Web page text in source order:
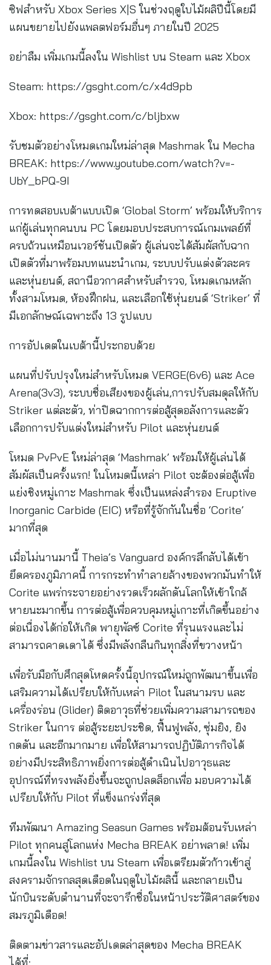
ซิฟสำหรับ Xbox Series X|S ในช่วงฤดูใบไม้ผลิปีนี้โดยมี
แผนขยายไปยังแพลตฟอร์มอื่นๆ ภายในปี 2025
อย่าลืม เพิ่มเกมนี้ลงใน Wishlist บน Steam และ Xbox
Steam: https://gsght.com/c/x4d9pb
Xbox: https://gsght.com/c/bljbxw
รับชมตัวอย่างโหมดเกมใหม่ล่าสุด Mashmak ใน Mecha
BREAK: https://www.youtube.com/watch?v=-
UbY_bPQ-9I
การทดสอบเบต้าแบบเปิด ‘Global Storm’ พร้อมให้บริการ
แก่ผู้เล่นทุกคนบน PC โดยมอบประสบการณ์เกมเพลย์ที่
ครบถ้วนเหมือนเวอร์ชันเปิดตัว ผู้เล่นจะได้สัมผัสกับฉาก
เปิดตัวที่มาพร้อมบทแนะนำเกม, ระบบปรับแต่งตัวละคร
และหุ่นยนต์, สถานีอวกาศสำหรับสำรวจ, โหมดเกมหลัก
ทั้งสามโหมด, ห้องฝึกฝน, และเลือกใช้หุ่นยนต์ ‘Striker’ ที่
มีเอกลักษณ์เฉพาะถึง 13 รูปแบบ
การอัปเดตในเบต้านี้ประกอบด้วย
แผนที่ปรับปรุงใหม่สำหรับโหมด VERGE(6v6) และ Ace
Arena(3v3), ระบบชื่อเสียงของผู้เล่น,การปรับสมดุลให้กับ
Striker แต่ละตัว, ท่าปิดฉากการต่อสู้สุดอลังการและตัว
เลือกการปรับแต่งใหม่สำหรับ Pilot และหุ่นยนต์
โหมด PvPvE ใหม่ล่าสุด ‘Mashmak’ พร้อมให้ผู้เล่นได้
สัมผัสเป็นครั้งแรก! ในโหมดนี้เหล่า Pilot จะต้องต่อสู้เพื่อ
แย่งชิงหมู่เกาะ Mashmak ซึ่งเป็นแหล่งสำรอง Eruptive
Inorganic Carbide (EIC) หรือที่รู้จักกันในชื่อ ‘Corite’
มากที่สุด
เมื่อไม่นานมานี้ Theia’s Vanguard องค์กรลึกลับได้เข้า
ยึดครองภูมิภาคนี้ การกระทำทำลายล้างของพวกมันทำให้
Corite แพร่กระจายอย่างรวดเร็วผลักดันโลกให้เข้าใกล้
หายนะมากขึ้น การต่อสู้เพื่อควบคุมหมู่เกาะที่เกิดขึ้นอย่าง
ต่อเนื่องได้ก่อให้เกิด พายุพัลซ์ Corite ที่รุนแรงและไม่
สามารถคาดเดาได้ ซึ่งมีพลังกลืนกินทุกสิ่งที่ขวางหน้า
เพื่อรับมือกับศึกสุดโหดครั้งนี้อุปกรณ์ใหม่ถูกพัฒนาขึ้นเพื่อ
เสริมความได้เปรียบให้กับเหล่า Pilot ในสนามรบ และ
เครื่องร่อน (Glider) ติดอาวุธที่ช่วยเพิ่มความสามารถของ
Striker ในการ ต่อสู้ระยะประชิด, ฟื้นฟูพลัง, ซุ่มยิง, ยิง
กดดัน และอีกมากมาย เพื่อให้สามารถปฏิบัติภารกิจได้
อย่างมีประสิทธิภาพยิ่งการต่อสู้ดำเนินไปอาวุธและ
อุปกรณ์ที่ทรงพลังยิ่งขึ้นจะถูกปลดล็อกเพื่อ มอบความได้
เปรียบให้กับ Pilot ที่แข็งแกร่งที่สุด
ทีมพัฒนา Amazing Seasun Games พร้อมต้อนรับเหล่า
Pilot ทุกคนสู่โลกแห่ง Mecha BREAK อย่าพลาด! เพิ่ม
เกมนี้ลงใน Wishlist บน Steam เพื่อเตรียมตัวก้าวเข้าสู่
สงครามจักรกลสุดเดือดในฤดูใบไม้ผลินี้ และกลายเป็น
นักบินระดับตำนานที่จะจารึกชื่อในหน้าประวัติศาสตร์ของ
สมรภูมิเดือด!
ติดตามข่าวสารและอัปเดตล่าสุดของ Mecha BREAK